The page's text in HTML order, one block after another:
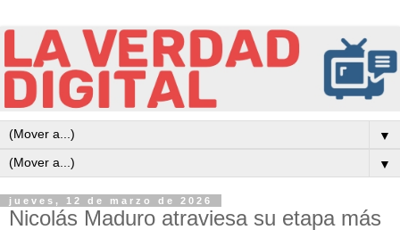
▼
▼
jueves, 12 de marzo de 2026
Nicolás Maduro atraviesa su etapa más